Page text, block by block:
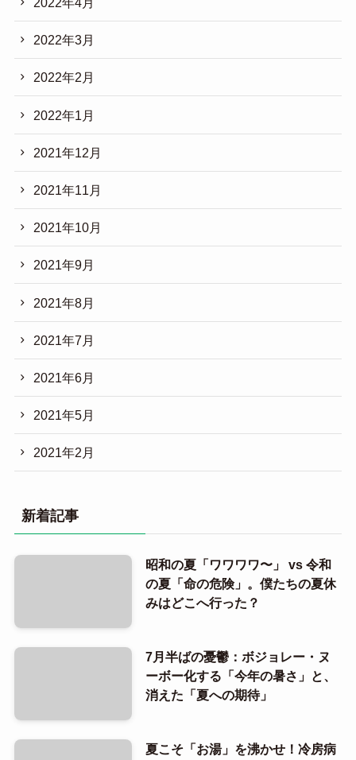
2022年3月
2022年2月
2022年1月
2021年12月
2021年11月
2021年10月
2021年9月
2021年8月
2021年7月
2021年6月
2021年5月
2021年2月
新着記事
昭和の夏「ワワワワ〜」 vs 令和
の夏「命の危険」。僕たちの夏休
みはどこへ行った？
7月半ばの憂鬱：ボジョレー・ヌ
ーボー化する「今年の暑さ」と、
消えた「夏への期待」
夏こそ「お湯」を沸かせ！冷房病